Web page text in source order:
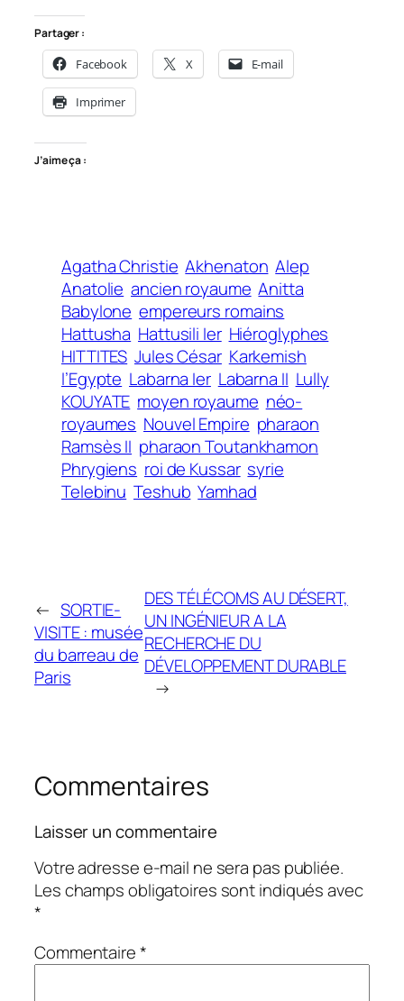
Partager :
Facebook X E-mail
Imprimer
J’aime ça :
Agatha Christie Akhenaton Alep
Anatolie ancien royaume Anitta
Babylone empereurs romains
Hattusha Hattusili Ier Hiéroglyphes
HITTITES Jules César Karkemish
l’Egypte Labarna Ier Labarna II Lully
KOUYATE moyen royaume néo-
royaumes Nouvel Empire pharaon
Ramsès II pharaon Toutankhamon
Phrygiens roi de Kussar syrie
Telebinu Teshub Yamhad
← SORTIE-
VISITE : musée
du barreau de
Paris
DES TÉLÉCOMS AU DÉSERT,
UN INGÉNIEUR A LA
RECHERCHE DU
DÉVELOPPEMENT DURABLE
→
Commentaires
Laisser un commentaire
Votre adresse e-mail ne sera pas publiée.
Les champs obligatoires sont indiqués avec
*
Commentaire*